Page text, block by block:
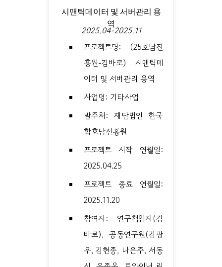
시맨틱데이터 및 서버관리 용
역
2025.04-2025.11
프로젝트명: (25호남진
흥원-김바로) 시맨틱데
이터 및 서버관리 용역
사업명: 기타사업
발주처: 재단법인 한국
학호남진흥원
프로젝트 시작 연월일:
2025.04.25
프로젝트 종료 연월일:
2025.11.20
참여자: 연구책임자(김
바로), 공동연구원(김광
우, 김현종, 나은주, 서동